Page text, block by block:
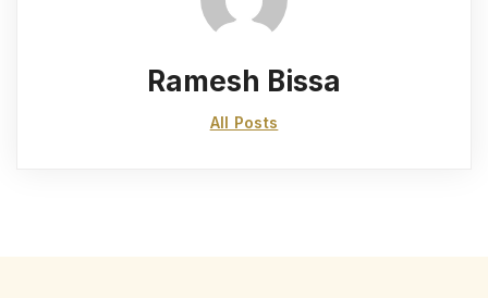
Ramesh Bissa
All Posts